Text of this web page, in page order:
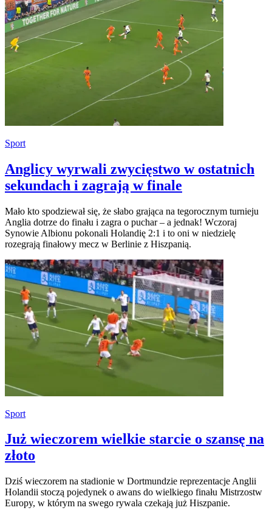
Sport
Anglicy wyrwali zwycięstwo w ostatnich
sekundach i zagrają w finale
Mało kto spodziewał się, że słabo grająca na tegorocznym turnieju
Anglia dotrze do finału i zagra o puchar – a jednak! Wczoraj
Synowie Albionu pokonali Holandię 2:1 i to oni w niedzielę
rozegrają finałowy mecz w Berlinie z Hiszpanią.
Sport
Już wieczorem wielkie starcie o szansę na
złoto
Dziś wieczorem na stadionie w Dortmundzie reprezentacje Anglii
Holandii stoczą pojedynek o awans do wielkiego finału Mistrzostw
Europy, w którym na swego rywala czekają już Hiszpanie.